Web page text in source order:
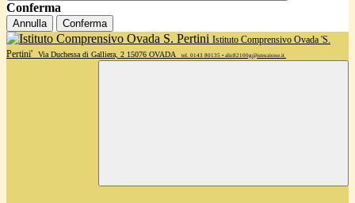
Conferma
Annulla Conferma
Istituto Comprensivo Ovada 'S.
Pertini'
Via Duchessa di Galliera, 2 15076 OVADA tel. 0143 80135 • alic82100g@istruzione.it